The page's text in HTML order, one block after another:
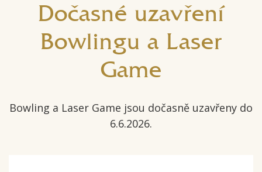
Dočasné uzavření
Bowlingu a Laser
Game
Bowling a Laser Game jsou dočasně uzavřeny do
6.6.2026.